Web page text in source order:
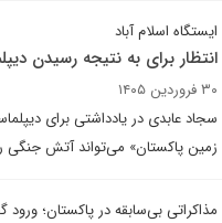
ایستگاه اسلام آباد
انتظار برای به نتیجه رسیدن
۳۰ فروردین ۱۴۰۵
سجاد عابدی در یادداشتی برای
زمین پاکستان» می‌تواند آتش
مذاکراتی بی‌سابقه در پاکستان؛